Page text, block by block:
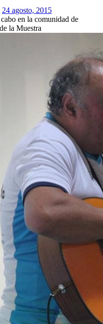
24 agosto, 2015
en la comunidad de
la Muestra